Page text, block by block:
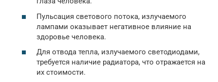
Пульсация светового потока, излучаемого
лампами оказывает негативное влияние на
здоровье человека.
Для отвода тепла, излучаемого светодиодами,
требуется наличие радиатора, что отражается на
их стоимости.